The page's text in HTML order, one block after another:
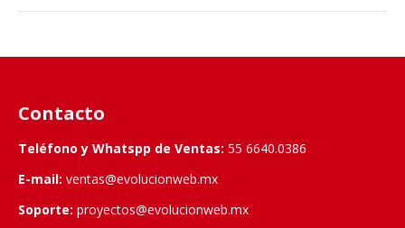
Contacto
Teléfono y Whatspp de Ventas: 55 6640.0386
E-mail: ventas@evolucionweb.mx
Soporte: proyectos@evolucionweb.mx